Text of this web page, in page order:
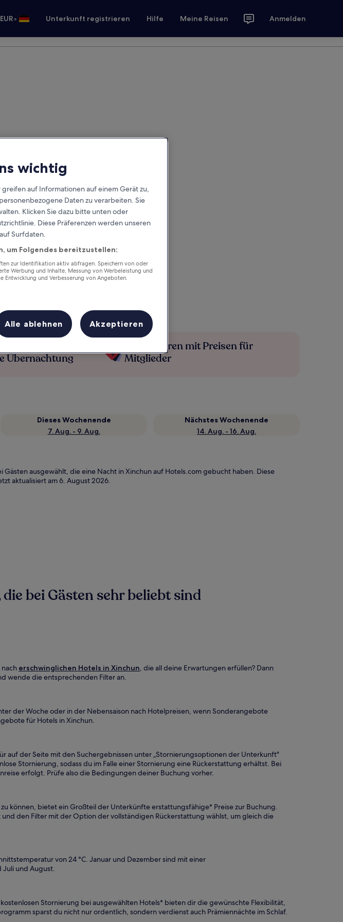
EUR• Unterkunft registrieren Hilfe Meine Reisen Anmelden
Übernachtung
Mehr sparen mit Preisen für
Mitglieder
Dieses Wochenende
7. Aug. - 9. Aug.
Nächstes Wochenende
14. Aug. - 16. Aug.
ausgewählt, die eine Nacht in Xinchun auf Hotels.com gebucht haben. Diese
aktualisiert am6. August 2026.
bei Gästen sehr beliebt sind
erschwinglichen Hotels in Xinchun, die all deine Erwartungen erfüllen? Dann
wende die entsprechenden Filter an.
der Woche oder in der Nebensaison nach Hotelpreisen, wenn Sonderangebote
für Hotels in Xinchun.
auf der Seite mit den Suchergebnissen unter „Stornierungsoptionen der Unterkunft"
Stornierung, sodass du im Falle einer Stornierung eine Rückerstattung erhältst. Bei
erfolgt. Prüfe also die Bedingungen deiner Buchung vorher.
können, bietet ein Großteil der Unterkünfte erstattungsfähige* Preise zur Buchung.
den Filter mit der Option der vollständigen Rückerstattung wählst, um gleich die
von 24 °C. Januar und Dezember sind mit einer
Juli und August.
Stornierung bei ausgewählten Hotels* bieten dir die gewünschte Flexibilität,
sparst du nicht nur ordentlich, sondern verdienst auch Prämiennächte im Schlaf.
wichtig
auf Informationen auf einem Gerät zu,
Daten zu verarbeiten. Sie
Klicken Sie dazu bitte unten oder
Diese Präferenzen werden unseren
Surfdaten.
um Folgendes bereitzustellen:
zur Identifikation aktiv abfragen. Speichern von oder
Werbung und Inhalte, Messung von Werbeleistung und
Entwicklung und Verbesserung von Angeboten.
Alle ablehnen Akzeptieren